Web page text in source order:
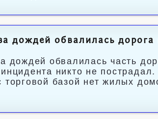
дождей обвалилась дорога
дождей обвалилась часть
инцидента никто не
торговой базой нет жилых